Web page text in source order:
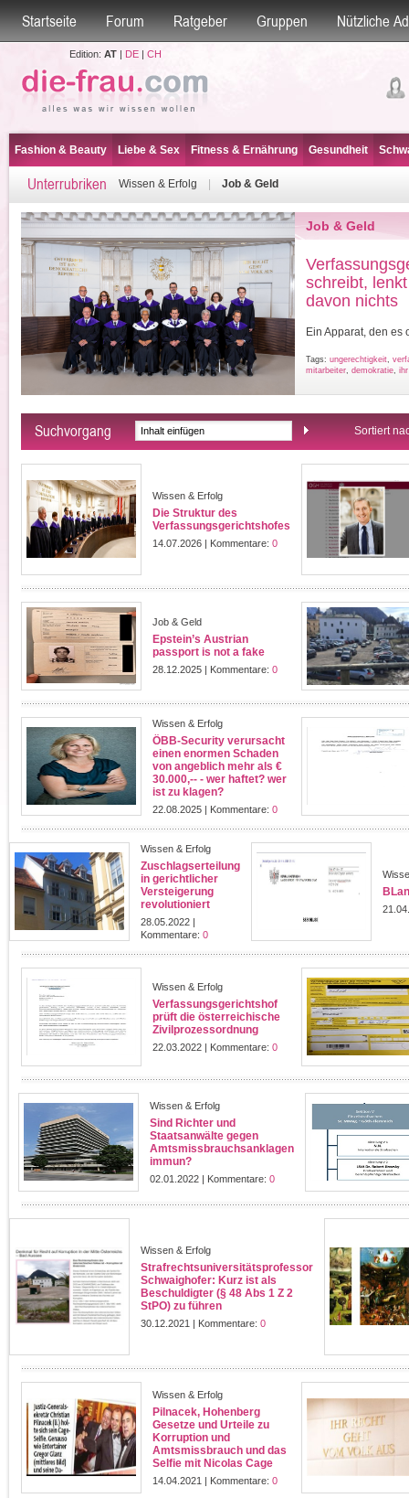
Startseite Forum Ratgeber Gruppen Nützliche
Edition: AT| DE| CH
Fashion & Beauty Liebe & Sex Fitness & Ernährung Gesundheit
Unterrubriken Wissen & Erfolg Job & Geld
Job & Geld
schreibt,
davon nichts
Ein Apparat, den es
Tags: ungerechtigkeit,
mitarbeiter, demokratie,
Suchvorgang Sortiert
Wissen & Erfolg
Die Struktur des
Verfassungsgerichtshofes
14.07.2026 | Kommentare: 0
Job & Geld
Epstein’s Austrian
passport is not a fake
28.12.2025 | Kommentare: 0
Wissen & Erfolg
ÖBB-Security verursacht
einen enormen Schaden
von angeblich mehr als €
30.000,-- - wer haftet? wer
ist zu klagen?
22.08.2025 | Kommentare: 0
Wissen & Erfolg
Zuschlagserteilung
in gerichtlicher
Versteigerung
revolutioniert
28.05.2022 |
Kommentare: 0
Wissen & Erfolg
Verfassungsgerichtshof
prüft die österreichische
Zivilprozessordnung
22.03.2022 | Kommentare: 0
Wissen & Erfolg
Sind Richter und
Staatsanwälte gegen
Amtsmissbrauchsanklagen
immun?
02.01.2022 | Kommentare: 0
Wissen & Erfolg
Strafrechtsuniversitätsprofessor
Schwaighofer: Kurz ist als
Beschuldigter (§ 48 Abs 1 Z 2
StPO) zu führen
30.12.2021 | Kommentare: 0
Wissen & Erfolg
Pilnacek, Hohenberg
Gesetze und Urteile zu
Korruption und
Amtsmissbrauch und das
Selfie mit Nicolas Cage
14.04.2021 | Kommentare: 0